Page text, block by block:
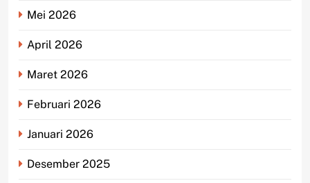
Mei 2026
April 2026
Maret 2026
Februari 2026
Januari 2026
Desember 2025